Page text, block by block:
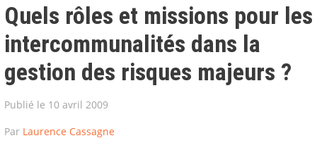
Quels rôles et missions pour les
intercommunalités dans la
gestion des risques majeurs ?
Publié le 10 avril 2009
Par Laurence Cassagne